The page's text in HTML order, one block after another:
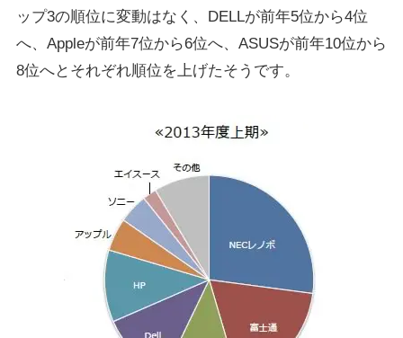
ップ3の順位に変動はなく、DELLが前年5位から4位
へ、Appleが前年7位から6位へ、ASUSが前年10位から
8位へとそれぞれ順位を上げたそうです。